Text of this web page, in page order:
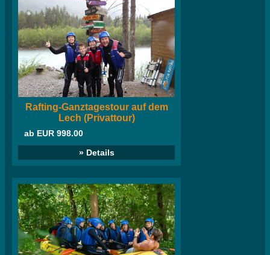
Rafting-Ganztagestour auf dem
Lech (Privattour)
ab EUR 998.00
» Details